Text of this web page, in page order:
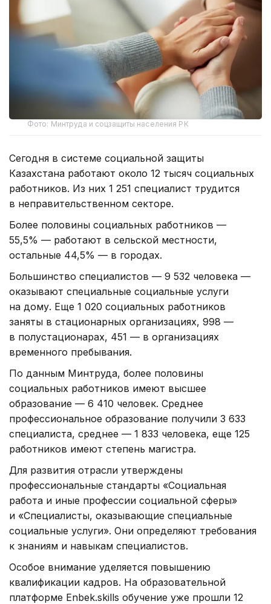
Фото: Минтруда и соцзащиты населения РК
Сегодня в системе социальной защиты
Казахстана работают около 12 тысяч социальных
работников. Из них 1 251 специалист трудится
в неправительственном секторе.
Более половины социальных работников —
55,5% — работают в сельской местности,
остальные 44,5% — в городах.
Большинство специалистов — 9 532 человека —
оказывают специальные социальные услуги
на дому. Еще 1 020 социальных работников
заняты в стационарных организациях, 998 —
в полустационарах, 451 — в организациях
временного пребывания.
По данным Минтруда, более половины
социальных работников имеют высшее
образование — 6 410 человек. Среднее
профессиональное образование получили 3 633
специалиста, среднее — 1 833 человека, еще 125
работников имеют степень магистра.
Для развития отрасли утверждены
профессиональные стандарты «Социальная
работа и иные профессии социальной сферы»
и «Специалисты, оказывающие специальные
социальные услуги». Они определяют требования
к знаниям и навыкам специалистов.
Особое внимание уделяется повышению
квалификации кадров. На образовательной
платформе Enbek.skills обучение уже прошли 12